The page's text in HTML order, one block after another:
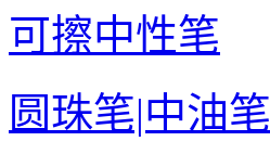
可擦中性笔
圆珠笔|中油笔